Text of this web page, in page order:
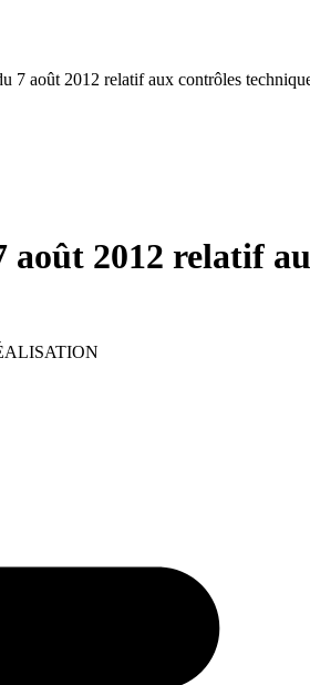
7 août 2012 relatif aux contrôles
2012 relatif